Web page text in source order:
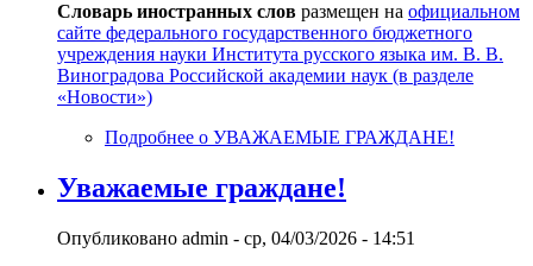
Словарь иностранных слов размещен на официальном
сайте федерального государственного бюджетного
учреждения науки Института русского языка им. В. В.
Виноградова Российской академии наук (в разделе
«Новости»)
Подробнее о УВАЖАЕМЫЕ ГРАЖДАНЕ!
Уважаемые граждане!
Опубликовано admin - ср, 04/03/2026 - 14:51